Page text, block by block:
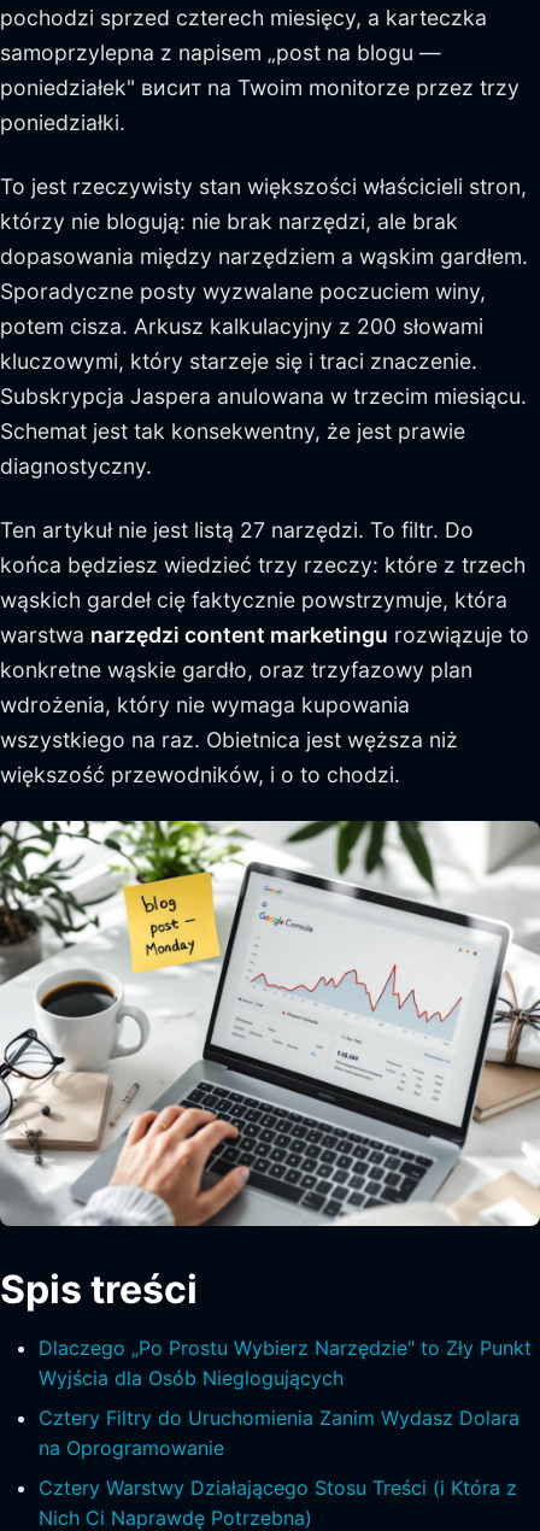
pochodzi sprzed czterech miesięcy, a karteczka
samoprzylepna z napisem „post na blogu —
poniedziałek" висит na Twoim monitorze przez trzy
poniedziałki.
To jest rzeczywisty stan większości właścicieli stron,
którzy nie blogują: nie brak narzędzi, ale brak
dopasowania między narzędziem a wąskim gardłem.
Sporadyczne posty wyzwalane poczuciem winy,
potem cisza. Arkusz kalkulacyjny z 200 słowami
kluczowymi, który starzeje się i traci znaczenie.
Subskrypcja Jaspera anulowana w trzecim miesiącu.
Schemat jest tak konsekwentny, że jest prawie
diagnostyczny.
Ten artykuł nie jest listą 27 narzędzi. To filtr. Do
końca będziesz wiedzieć trzy rzeczy: które z trzech
wąskich gardeł cię faktycznie powstrzymuje, która
warstwa narzędzi content marketingu rozwiązuje to
konkretne wąskie gardło, oraz trzyfazowy plan
wdrożenia, który nie wymaga kupowania
wszystkiego na raz. Obietnica jest węższa niż
większość przewodników, i o to chodzi.
Spis treści
Dlaczego „Po Prostu Wybierz Narzędzie" to Zły Punkt
Wyjścia dla Osób Nieglogujących
Cztery Filtry do Uruchomienia Zanim Wydasz Dolara
na Oprogramowanie
Cztery Warstwy Działającego Stosu Treści (i Która z
Nich Ci Naprawdę Potrzebna)